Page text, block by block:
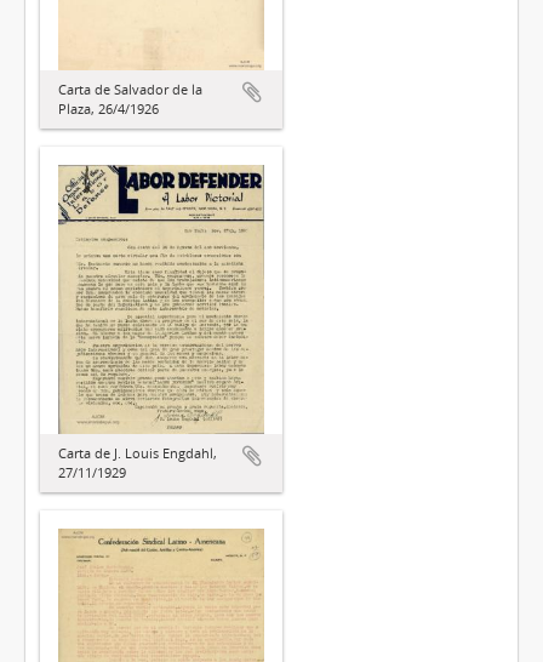
Carta de Salvador de la
Plaza, 26/4/1926
Carta de J. Louis Engdahl,
27/11/1929